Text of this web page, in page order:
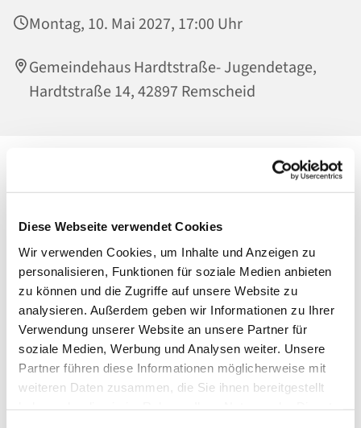
Diese Webseite verwendet Cookies
Wir verwenden Cookies, um Inhalte und Anzeigen zu
personalisieren, Funktionen für soziale Medien anbieten
zu können und die Zugriffe auf unsere Website zu
analysieren. Außerdem geben wir Informationen zu Ihrer
Verwendung unserer Website an unsere Partner für
soziale Medien, Werbung und Analysen weiter. Unsere
Partner führen diese Informationen möglicherweise mit
weiteren Daten zusammen, die Sie ihnen bereitgestellt
Montag, 10. Mai 2027, 17:00 Uhr
Gemeindehaus Hardtstraße- Jugendetage,
Hardtstraße 14, 42897 Remscheid